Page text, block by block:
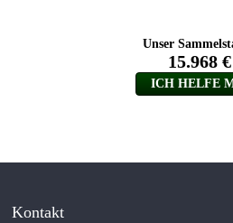
Kontakt